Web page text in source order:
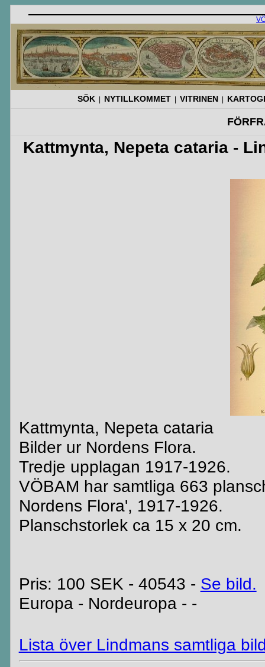
SÖK NYTILLKOMMET VITRINEN
Kattmynta, Nepeta cataria -
Kattmynta, Nepeta cataria
Bilder ur Nordens Flora.
Tredje upplagan 1917-1926.
VÖBAM har samtliga 663
Nordens Flora', 1917-1926.
Planschstorlek ca 15 x 20 cm.
Pris: 100 SEK - 40543 - Se bild.
Europa - Nordeuropa - -
Lista över Lindmans samtliga